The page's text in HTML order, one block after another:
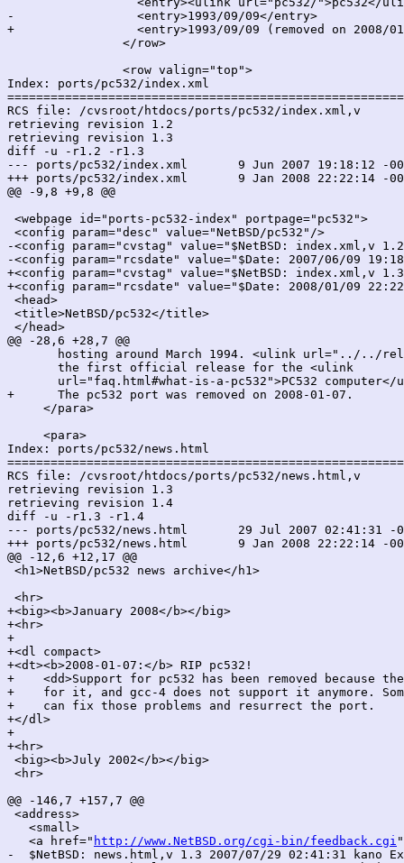
-		  <entry>1993/09/09</entry>
+		  <entry>1993/09/09 (removed on 2008/01/07)</entry>
Index: ports/pc532/index.xml
RCS file: /cvsroot/htdocs/ports/pc532/index.xml,v
retrieving revision 1.2
retrieving revision 1.3
diff -u -r1.2 -r1.3
--- ports/pc532/index.xml	9 Jun 2007 19:18:12 -0000	1.2
+++ ports/pc532/index.xml	9 Jan 2008 22:22:14 -0000	1.3
@@ -9,8 +9,8 @@
<webpage id="ports-pc532-index" portpage="pc532">
<config param="desc" value="NetBSD/pc532"/>
-<config param="cvstag" value="$NetBSD: index.xml,v
-<config param="rcsdate" value="$Date: 2007/06/09
+<config param="cvstag" value="$NetBSD: index.xml,v
+<config param="rcsdate" value="$Date: 2008/01/09
<head>
<title>NetBSD/pc532</title>
</head>
@@ -28,6 +28,7 @@
hosting around March 1994. <ulink url="../../
       the first official release for the <ulink
url="faq.html#what-is-a-pc532">PC532 computer</
+      The pc532 port was removed on 2008-01-07.
     </para>
     <para>
Index: ports/pc532/news.html
RCS file: /cvsroot/htdocs/ports/pc532/news.html,v
retrieving revision 1.3
retrieving revision 1.4
diff -u -r1.3 -r1.4
--- ports/pc532/news.html	29 Jul 2007 02:41:31 -0000	1.3
+++ ports/pc532/news.html	9 Jan 2008 22:22:14 -0000	1.4
@@ -12,6 +12,17 @@
<h1>NetBSD/pc532 news archive</h1>
<hr>
+<big><b>January 2008</b></big>
+<hr>
+
+<dl compact>
+<dt><b>2008-01-07:</b> RIP pc532!
+    <dd>Support for pc532 has been removed because
+    for it, and gcc-4 does not support it anymore.
+    can fix those problems and resurrect the port.
+</dl>
+
+<hr>
<big><b>July 2002</b></big>
<hr>
@@ -146,7 +157,7 @@
<address>
   <small>
   <a href="
http://www.NetBSD.org/cgi-bin/feedback.cgi
-  $NetBSD: news.html,v 1.3 2007/07/29 02:41:31 kano